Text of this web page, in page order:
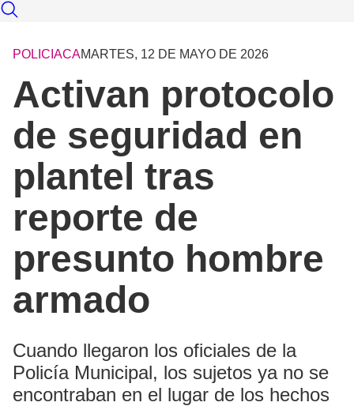
POLICIACAMARTES, 12 DE MAYO DE 2026
Activan protocolo
de seguridad en
plantel tras
reporte de
presunto hombre
armado
Cuando llegaron los oficiales de la
Policía Municipal, los sujetos ya no se
encontraban en el lugar de los hechos